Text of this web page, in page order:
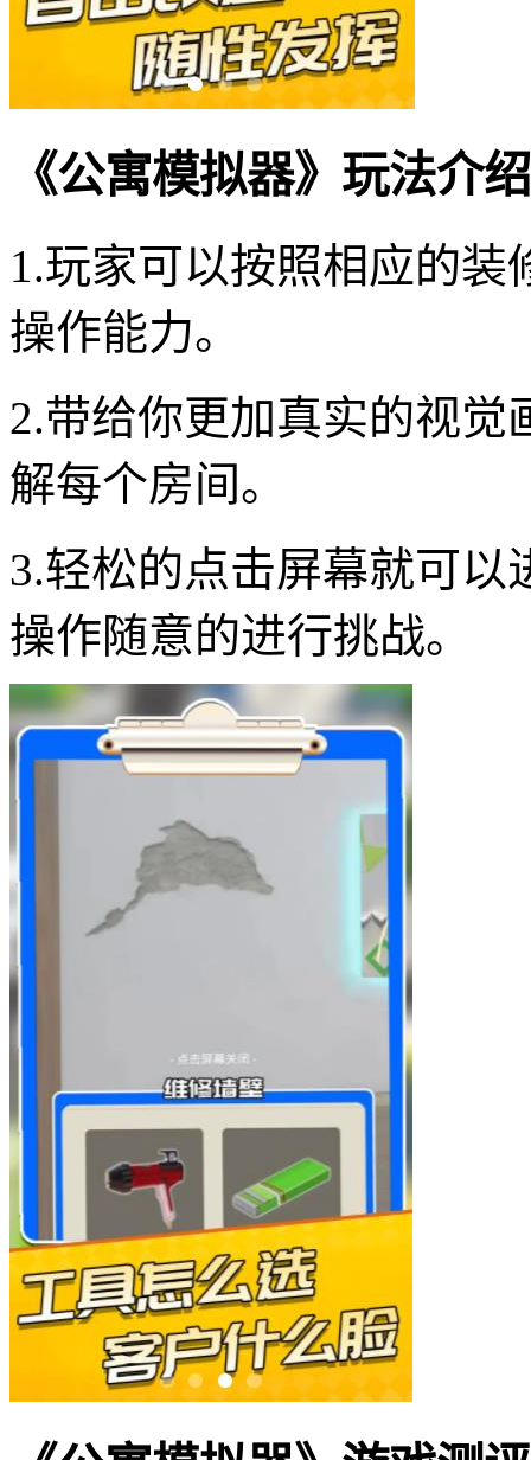
《公寓模拟器》玩法介
1.玩家可以按照相应的
操作能力。
2.带给你更加真实的视
解每个房间。
3.轻松的点击屏幕就可
操作随意的进行挑战。